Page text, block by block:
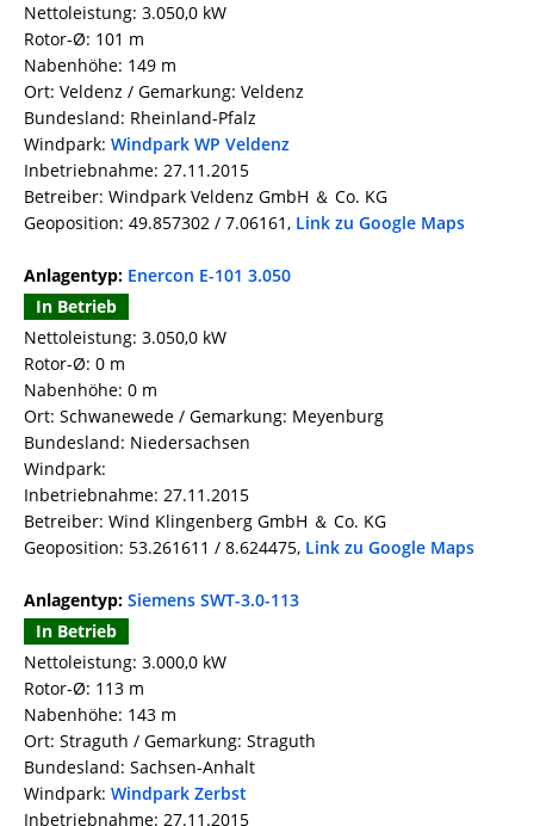
Nettoleistung: 3.050,0 kW
Rotor-Ø: 101 m
Nabenhöhe: 149 m
Ort: Veldenz / Gemarkung: Veldenz
Bundesland: Rheinland-Pfalz
Windpark: Windpark WP Veldenz
Inbetriebnahme: 27.11.2015
Betreiber: Windpark Veldenz GmbH ＆ Co. KG
Geoposition: 49.857302 / 7.06161, Link zu Google Maps
Anlagentyp: Enercon E-101 3.050
In Betrieb
Nettoleistung: 3.050,0 kW
Rotor-Ø: 0 m
Nabenhöhe: 0 m
Ort: Schwanewede / Gemarkung: Meyenburg
Bundesland: Niedersachsen
Windpark:
Inbetriebnahme: 27.11.2015
Betreiber: Wind Klingenberg GmbH ＆ Co. KG
Geoposition: 53.261611 / 8.624475, Link zu Google Maps
Anlagentyp: Siemens SWT-3.0-113
In Betrieb
Nettoleistung: 3.000,0 kW
Rotor-Ø: 113 m
Nabenhöhe: 143 m
Ort: Straguth / Gemarkung: Straguth
Bundesland: Sachsen-Anhalt
Windpark: Windpark Zerbst
Inbetriebnahme: 27.11.2015